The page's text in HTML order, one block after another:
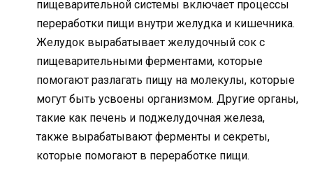
пищеварительной системы включает процессы
переработки пищи внутри желудка и кишечника.
Желудок вырабатывает желудочный сок с
пищеварительными ферментами, которые
помогают разлагать пищу на молекулы, которые
могут быть усвоены организмом. Другие органы,
такие как печень и поджелудочная железа,
также вырабатывают ферменты и секреты,
которые помогают в переработке пищи.